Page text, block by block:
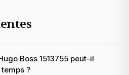
Boss 1513755 peut-il
?